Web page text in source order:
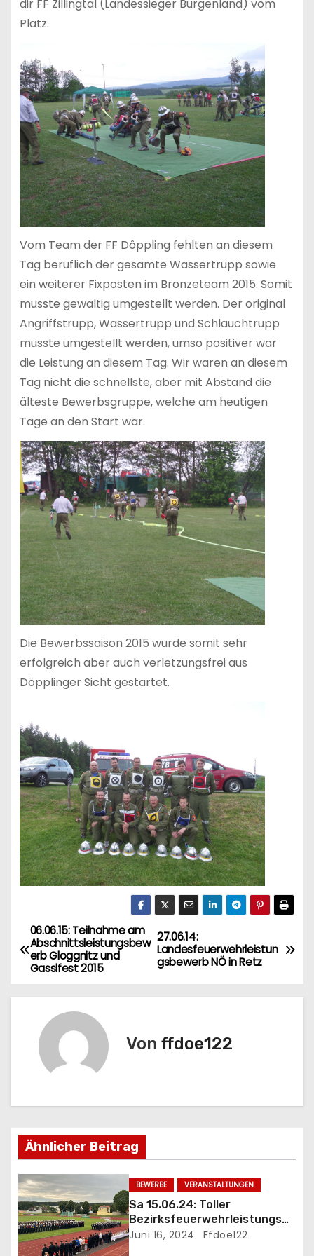
dir FF Zillingtal (Landessieger Burgenland) vom
Platz.
Vom Team der FF Dôppling fehlten an diesem
Tag beruflich der gesamte Wassertrupp sowie
ein weiterer Fixposten im Bronzeteam 2015. Somit
musste gewaltig umgestellt werden. Der original
Angriffstrupp, Wassertrupp und Schlauchtrupp
musste umgestellt werden, umso positiver war
die Leistung an diesem Tag. Wir waren an diesem
Tag nicht die schnellste, aber mit Abstand die
älteste Bewerbsgruppe, welche am heutigen
Tage an den Start war.
Die Bewerbssaison 2015 wurde somit sehr
erfolgreich aber auch verletzungsfrei aus
Döpplinger Sicht gestartet.
B
e
i
g
s
n
a
v
27.06.14:
Landesfeuerwehrleistun
gsbewerb NÖ in Retz
06.06.15: Teilnahme am
Abschnittsleistungsbew
erb Gloggnitz und
Gasslfest 2015
Von ffdoe122
Ähnlicher Beitrag
BEWERBE VERANSTALTUNGEN
Sa 15.06.24: Toller
Bezirksfeuerwehrleistungsb
ewerb NK im Stadion Ternitz
Juni 16, 2024 Ffdoe122